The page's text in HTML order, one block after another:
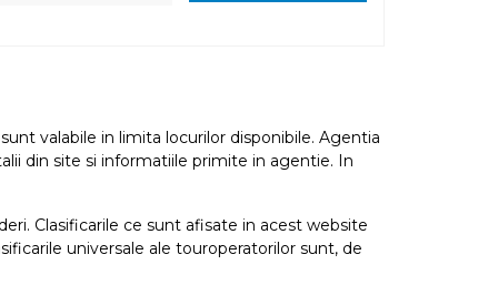
valabile in limita locurilor disponibile. Agentia
din site si informatiile primite in agentie. In
Clasificarile ce sunt afisate in acest website
universale ale touroperatorilor sunt, de